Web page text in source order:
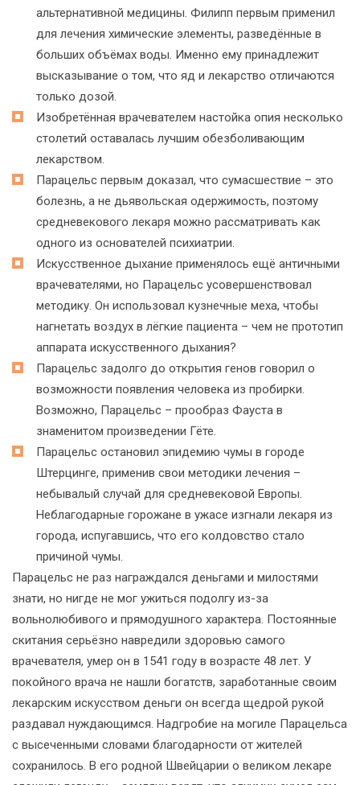
альтернативной медицины. Филипп первым применил
для лечения химические элементы, разведённые в
больших объёмах воды. Именно ему принадлежит
высказывание о том, что яд и лекарство отличаются
только дозой.
Изобретённая врачевателем настойка опия несколько
столетий оставалась лучшим обезболивающим
лекарством.
Парацельс первым доказал, что сумасшествие – это
болезнь, а не дьявольская одержимость, поэтому
средневекового лекаря можно рассматривать как
одного из основателей психиатрии.
Искусственное дыхание применялось ещё античными
врачевателями, но Парацельс усовершенствовал
методику. Он использовал кузнечные меха, чтобы
нагнетать воздух в лёгкие пациента – чем не прототип
аппарата искусственного дыхания?
Парацельс задолго до открытия генов говорил о
возможности появления человека из пробирки.
Возможно, Парацельс – прообраз Фауста в
знаменитом произведении Гёте.
Парацельс остановил эпидемию чумы в городе
Штерцинге, применив свои методики лечения –
небывалый случай для средневековой Европы.
Неблагодарные горожане в ужасе изгнали лекаря из
города, испугавшись, что его колдовство стало
причиной чумы.
Парацельс не раз награждался деньгами и милостями
знати, но нигде не мог ужиться подолгу из-за
вольнолюбивого и прямодушного характера. Постоянные
скитания серьёзно навредили здоровью самого
врачевателя, умер он в 1541 году в возрасте 48 лет. У
покойного врача не нашли богатств, заработанные своим
лекарским искусством деньги он всегда щедрой рукой
раздавал нуждающимся. Надгробие на могиле Парацельса
с высеченными словами благодарности от жителей
сохранилось. В его родной Швейцарии о великом лекаре